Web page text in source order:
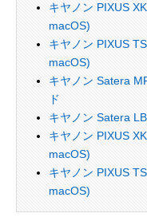
キヤノン PIXUS
macOS)
キヤノン PIXUS
macOS)
キヤノン Satera
ド
キヤノン Satera
キヤノン PIXUS
macOS)
キヤノン PIXUS
macOS)